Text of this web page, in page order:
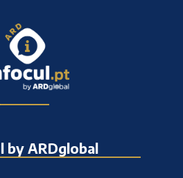
by ARDglobal